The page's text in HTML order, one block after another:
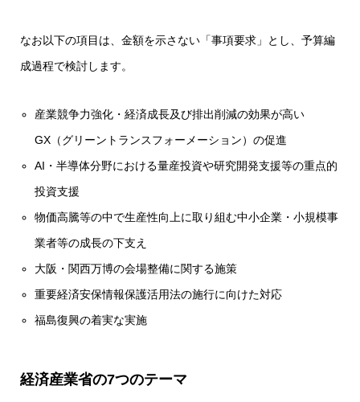
なお以下の項目は、金額を示さない「事項要求」とし、予算編
成過程で検討します。
産業競争力強化・経済成長及び排出削減の効果が高い
GX（グリーントランスフォーメーション）の促進
AI・半導体分野における量産投資や研究開発支援等の重点的
投資支援
物価高騰等の中で生産性向上に取り組む中小企業・小規模事
業者等の成長の下支え
大阪・関西万博の会場整備に関する施策
重要経済安保情報保護活用法の施行に向けた対応
福島復興の着実な実施
経済産業省の7つのテーマ